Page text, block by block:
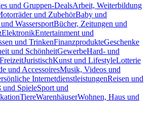
und Gruppen-DealsArbeit, Weiterbildung
und ZubehörBaby und
WassersportBücher, Zeitungen und
ElektronikEntertainment und
und TrinkenFinanzprodukteGeschenke
und SchönheitGewerbeHard- und
JuristischKunst und LifestyleLotterie
und AccessoiresMusik, Videos und
InternetdienstleistungenReisen und
und SpieleSport und
TiereWarenhäuserWohnen, Haus und